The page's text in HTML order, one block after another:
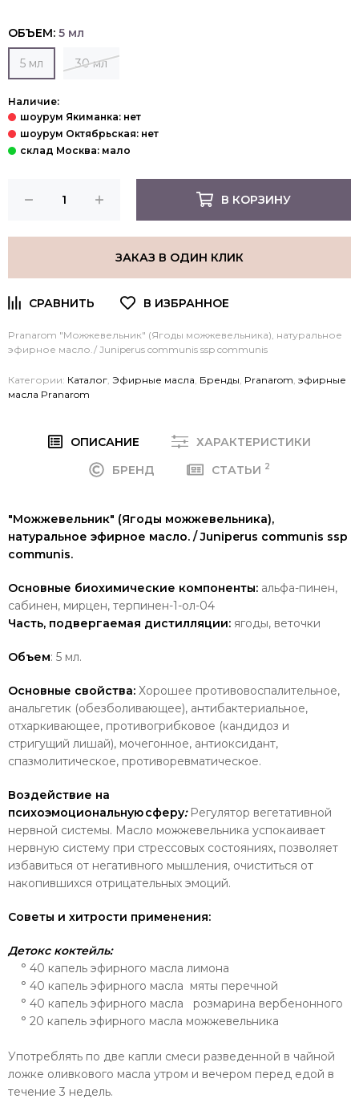
ОБЪЕМ: 5 мл
5 мл 30 мл
Наличие:
В КОРЗИНУ
ЗАКАЗ В ОДИН КЛИК
Pranarom "Можжевельник" (Ягоды можжевельника), натуральное
эфирное масло./ Juniperus communis ssp communis
Категории: Каталог Эфирные масла Бренды Pranarom эфирные
масла Pranarom
ОПИСАНИЕ
ХАРАКТЕРИСТИКИ
БРЕНД
СТАТЬИ 2
"Можжевельник" (Ягоды можжевельника),
натуральное эфирное масло. / Juniperus communis ssp
communis.
Основные биохимические компоненты: альфа-пинен,
сабинен, мирцен, терпинен-1-ол-04
Часть, подвергаемая дистилляции: ягоды, веточки
Объем: 5 мл.
Основные свойства: Хорошее противовоспалительное,
анальгетик (обезболивающее), антибактериальное,
отхаркивающее, противогрибковое (кандидоз и
стригущий лишай), мочегонное, антиоксидант,
спазмолитическое, противоревматическое.
Воздействие на
психоэмоциональную сферу: Регулятор вегетативной
нервной системы. Масло можжевельника успокаивает
нервную систему при стрессовых состояниях, позволяет
избавиться от негативного мышления, очиститься от
накопившихся отрицательных эмоций.
Советы и хитрости применения:
Детокс коктейль:
° 40 капель эфирного масла лимона
° 40 капель эфирного масла мяты перечной
° 40 капель эфирного масла розмарина вербенонного
° 20 капель эфирного масла можжевельника
Употреблять по две капли смеси разведенной в чайной
ложке оливкового масла утром и вечером перед едой в
течение 3 недель.